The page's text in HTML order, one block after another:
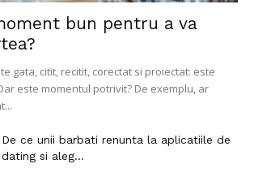
bun pentru a va
gata, citit, recitit, corectat si proiectat: este
este momentul potrivit? De exemplu, ar
De ce unii barbati renunta la aplicatiile de
dating si aleg...